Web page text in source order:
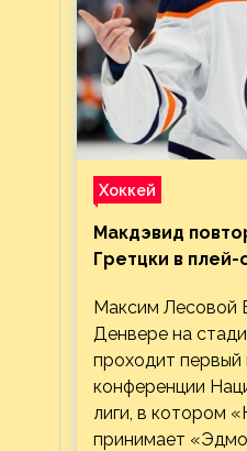
Хоккей
Макдэвид
Гретцки в
Максим Лесовой
Денвере на
проходит первый
конференции
лиги, в котором
принимает